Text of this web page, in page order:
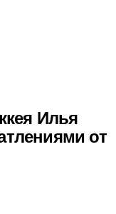
Илья
от